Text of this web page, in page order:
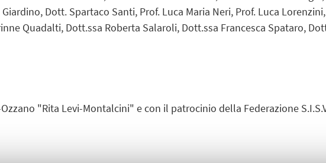
Giardino, Dott. Spartaco Santi, Prof. Luca Maria Neri, Prof. Luca
Quadalti, Dott.ssa Roberta Salaroli, Dott.ssa Francesca Spataro,
"Rita Levi-Montalcini" e con il patrocinio della Federazione